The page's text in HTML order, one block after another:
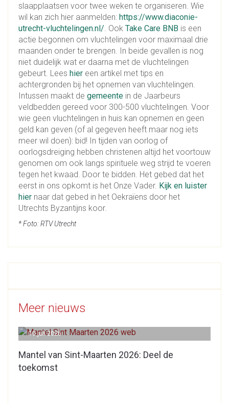
slaapplaatsen voor twee weken te organiseren. Wie
wil kan zich hier aanmelden: https://www.diaconie-
utrecht-vluchtelingen.nl/. Ook Take Care BNB is een
actie begonnen om vluchtelingen voor maximaal drie
maanden onder te brengen. In beide gevallen is nog
niet duidelijk wat er daarna met de vluchtelingen
gebeurt. Lees hier een artikel met tips en
achtergronden bij het opnemen van vluchtelingen.
Intussen maakt de gemeente in de Jaarbeurs
veldbedden gereed voor 300-500 vluchtelingen. Voor
wie geen vluchtelingen in huis kan opnemen en geen
geld kan geven (of al gegeven heeft maar nog iets
meer wil doen): bid! In tijden van oorlog of
oorlogsdreiging hebben christenen altijd het voortouw
genomen om ook langs spirituele weg strijd te voeren
tegen het kwaad. Door te bidden. Het gebed dat het
eerst in ons opkomt is het Onze Vader. Kijk en luister
hier naar dat gebed in het Oekraïens door het
Utrechts Byzantijns koor.
* Foto: RTV Utrecht
Meer nieuws
Mantel van Sint-Maarten 2026: Deel de
toekomst
10 juli 2026